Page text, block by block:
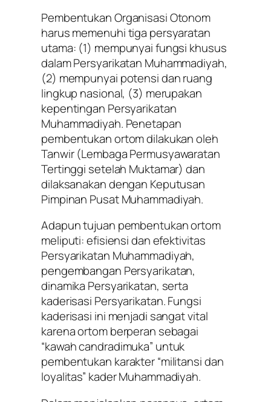
Pembentukan Organisasi Otonom
harus memenuhi tiga persyaratan
utama: (1) mempunyai fungsi khusus
dalam Persyarikatan Muhammadiyah,
(2) mempunyai potensi dan ruang
lingkup nasional, (3) merupakan
kepentingan Persyarikatan
Muhammadiyah. Penetapan
pembentukan ortom dilakukan oleh
Tanwir (Lembaga Permusyawaratan
Tertinggi setelah Muktamar) dan
dilaksanakan dengan Keputusan
Pimpinan Pusat Muhammadiyah.
Adapun tujuan pembentukan ortom
meliputi: efisiensi dan efektivitas
Persyarikatan Muhammadiyah,
pengembangan Persyarikatan,
dinamika Persyarikatan, serta
kaderisasi Persyarikatan. Fungsi
kaderisasi ini menjadi sangat vital
karena ortom berperan sebagai
“kawah candradimuka” untuk
pembentukan karakter “militansi dan
loyalitas” kader Muhammadiyah.